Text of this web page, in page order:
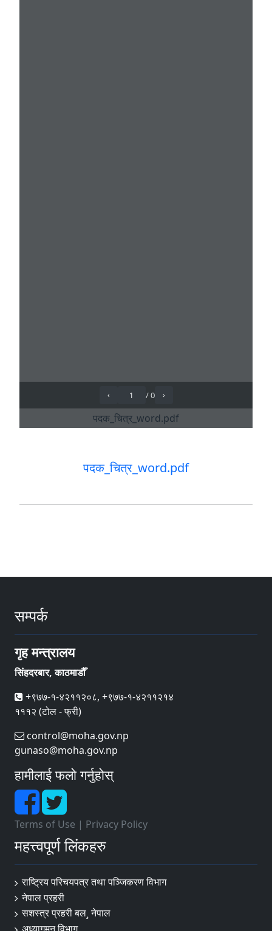
पदक_चित्र_word.pdf
सम्पर्क
गृह मन्त्रालय
सिंहदरबार, काठमाडौँ
+९७७-१-४२११२०८, +९७७-१-४२११२१४
१११२ (टोल - फ्री)
control@moha.gov.np
gunaso@moha.gov.np
हामीलाई फलो गर्नुहोस्
Terms of Use | Privacy Policy
महत्त्वपूर्ण लिंकहरु
राष्ट्रिय परिचयपत्र तथा पञ्‍जिकरण विभाग
नेपाल प्रहरी
सशस्त्र प्रहरी बल¸ नेपाल